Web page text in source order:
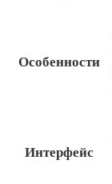
Особенности
Интерфейс